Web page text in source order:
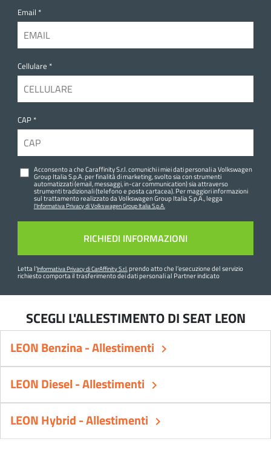
Email *
Cellulare *
CAP *
Acconsento a che Caraffinity S.r.l. comunichi i miei dati personali a Volkswagen
Group Italia S.p.A. per finalità di marketing, svolto sia con strumenti
automatizzati (email, messaggi, in-car communication) sia attraverso
strumenti tradizionali (telefono e posta cartacea). Per maggiori informazioni
sul trattamento realizzato da Volkswagen Group Italia S.p.A., legga
l'Informativa Privacy di Volkswagen Group Italia S.p.A.
Letta l'Informativa Privacy di CarAffinity S.r.l.prendo atto che l’esecuzione del servizio
richiesto comporta il trasferimento dei dati personali al Partner indicato
SCEGLI L'ALLESTIMENTO DI SEAT LEON
LEON Benzina - Allestimenti keyboard_arrow_right
LEON Diesel - Allestimenti keyboard_arrow_right
LEON Hybrid - Allestimenti keyboard_arrow_right